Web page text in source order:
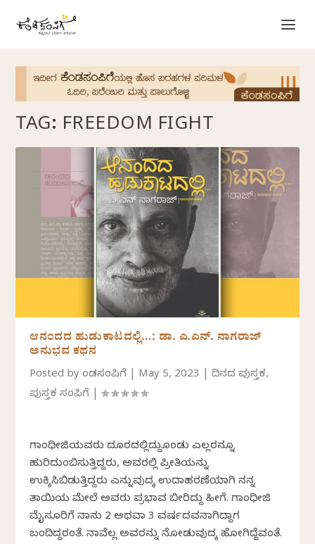
TAG: FREEDOM FIGHT
ಆನಂದದ ಹುಡುಕಾಟದಲ್ಲಿ…: ಡಾ. ಎ.ಎನ್. ನಾಗರಾಜ್
ಅನುಭವ ಕಥನ
Posted byಕೆಂಡಸಂಪಿಗೆ May 5, 2023 |ದಿನದ ಪುಸ್ತಕ,
ಪುಸ್ತಕ ಸಂಪಿಗೆ |
ಗಾಂಧೀಜಿಯವರು ದೂರದಲ್ಲಿದ್ದುಕೊಂಡು ಎಲ್ಲರನ್ನೂ
ಹುರಿದುಂಬಿಸುತ್ತಿದ್ದರು, ಅವರಲ್ಲಿ ಪ್ರೀತಿಯನ್ನು
ಉಕ್ಕಿಸಿಬಿಡುತ್ತಿದ್ದರು ಎನ್ನುವುದಕ್ಕೆ ಉದಾಹರಣೆಯಾಗಿ ನನ್ನ
ತಾಯಿಯ ಮೇಲೆ ಅವರು ಪ್ರಭಾವ ಬೀರಿದ್ದು ಹೀಗೆ. ಗಾಂಧೀಜಿ
ಮೈಸೂರಿಗೆ ನಾನು 2 ಅಥವಾ 3 ವರ್ಷದವನಾಗಿದ್ದಾಗ
ಬಂದಿದ್ದರಂತೆ. ನಾವೆಲ್ಲ ಅವರನ್ನು ನೋಡುವುದಕ್ಕೆ ಹೋಗಿದ್ದೆವಂತೆ.